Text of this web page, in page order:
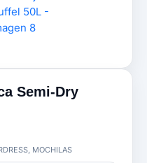
Semi-Dry
MOCHILAS